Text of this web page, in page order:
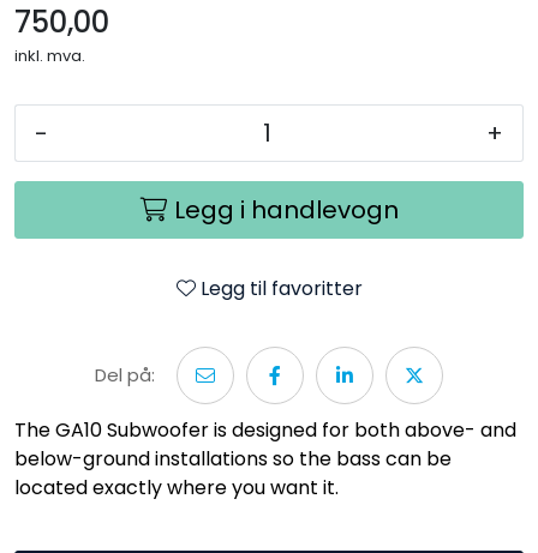
750,00
inkl. mva.
- +
Legg i handlevogn
Legg til favoritter
Del på:
The GA10 Subwoofer is designed for both above- and
below-ground installations so the bass can be
located exactly where you want it.
Tilbehør